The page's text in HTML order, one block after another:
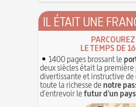
IL ÉTAIT UNE
LE TEMPS DE
1400 pages brossant le
deux siècles était la première
divertissante et instructive
toute la richesse denotre
d'entrevoir lefutur d'un